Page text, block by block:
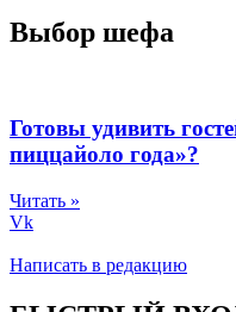
Выбор шефа
Готовы удивить
пиццайоло года»?
Читать »
Vk
Написать в редакцию